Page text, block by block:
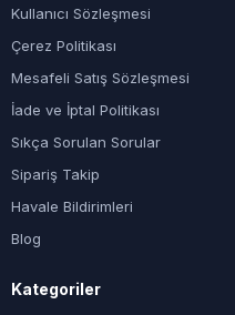
Kullanıcı Sözleşmesi
Çerez Politikası
Mesafeli Satış Sözleşmesi
İade ve İptal Politikası
Sıkça Sorulan Sorular
Sipariş Takip
Havale Bildirimleri
Blog
Kategoriler